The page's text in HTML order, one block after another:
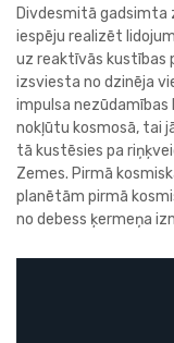
Divdesmitā gadsimta
iespēju realizēt
uz reaktīvās kustības
izsviesta no dzinēja
impulsa
nokļūtu kosmosā, tai
tā kustēsies pa
Zemes. Pirmā
planētām pirmā
no debess ķermeņa